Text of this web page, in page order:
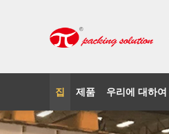
집 제품 우리에 대하여